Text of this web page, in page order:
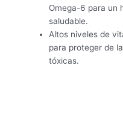
Omega-6 para un
saludable.
Altos niveles de
para proteger de
tóxicas.